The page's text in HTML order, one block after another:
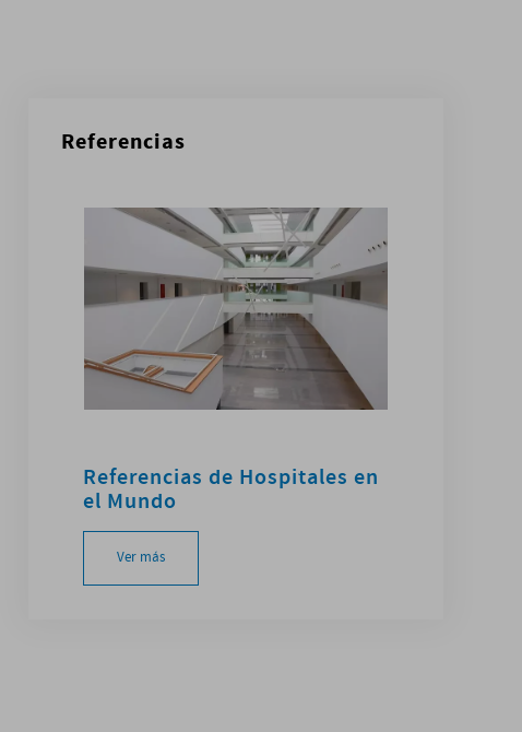
Referencias
Referencias de Hospitales en
el Mundo
Ver más